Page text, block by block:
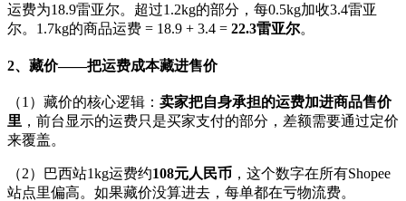
运费为18.9雷亚尔。超过1.2kg的部分，每0.5kg加收3.4雷亚
尔。1.7kg的商品运费 = 18.9 + 3.4 = 22.3雷亚尔。
2、藏价——把运费成本藏进售价
（1）藏价的核心逻辑： 卖家把自身承担的运费加进商品售价
里 ，前台显示的运费只是买家支付的部分，差额需要通过定价
来覆盖。
（2）巴西站1kg运费约108元人民币 ，这个数字在所有Shopee
站点里偏高。如果藏价没算进去，每单都在亏物流费。